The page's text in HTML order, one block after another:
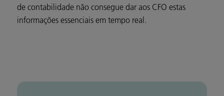
de contabilidade não consegue dar aos CFO estas
informações essenciais em tempo real.